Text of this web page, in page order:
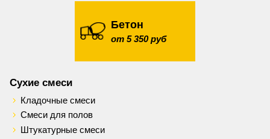
Бетон
от 5 350 руб
Сухие смеси
Кладочные смеси
Смеси для полов
Штукатурные смеси